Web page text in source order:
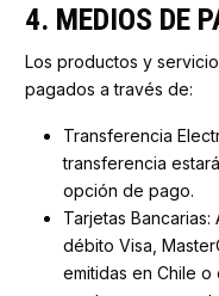
4. MEDIOS DE
Los productos y
pagados a través de:
Transferencia
transferencia
opción de pago.
Tarjetas
débito Visa,
emitidas en Chile